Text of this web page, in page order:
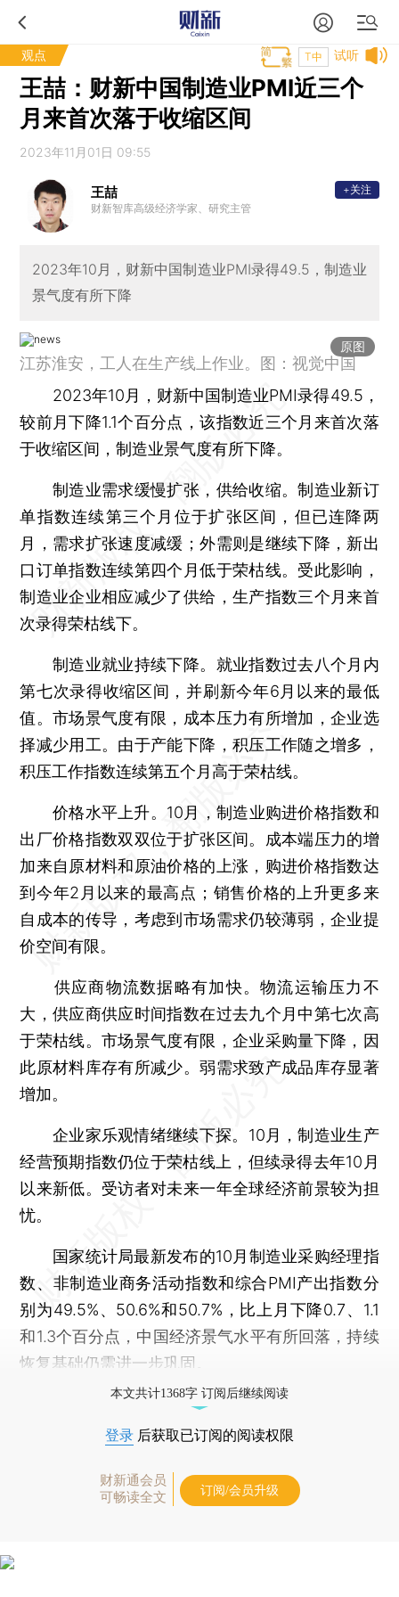
观点 试听
T中
王喆：财新中国制造业PMI近三个
月来首次落于收缩区间
2023年11月01日 09:55
王喆
财新智库高级经济学家、研究主管
+关注
2023年10月，财新中国制造业PMI录得49.5，制造业
景气度有所下降
原图
江苏淮安，工人在生产线上作业。图：视觉中国
2023年10月，财新中国制造业PMI录得49.5，
较前月下降1.1个百分点，该指数近三个月来首次落
于收缩区间，制造业景气度有所下降。
制造业需求缓慢扩张，供给收缩。制造业新订
单指数连续第三个月位于扩张区间，但已连降两
月，需求扩张速度减缓；外需则是继续下降，新出
口订单指数连续第四个月低于荣枯线。受此影响，
制造业企业相应减少了供给，生产指数三个月来首
次录得荣枯线下。
制造业就业持续下降。就业指数过去八个月内
第七次录得收缩区间，并刷新今年6月以来的最低
值。市场景气度有限，成本压力有所增加，企业选
择减少用工。由于产能下降，积压工作随之增多，
积压工作指数连续第五个月高于荣枯线。
价格水平上升。10月，制造业购进价格指数和
出厂价格指数双双位于扩张区间。成本端压力的增
加来自原材料和原油价格的上涨，购进价格指数达
到今年2月以来的最高点；销售价格的上升更多来
自成本的传导，考虑到市场需求仍较薄弱，企业提
价空间有限。
供应商物流数据略有加快。物流运输压力不
大，供应商供应时间指数在过去九个月中第七次高
于荣枯线。市场景气度有限，企业采购量下降，因
此原材料库存有所减少。弱需求致产成品库存显著
增加。
企业家乐观情绪继续下探。10月，制造业生产
经营预期指数仍位于荣枯线上，但续录得去年10月
以来新低。受访者对未来一年全球经济前景较为担
忧。
国家统计局最新发布的10月制造业采购经理指
数、非制造业商务活动指数和综合PMI产出指数分
别为49.5%、50.6%和50.7%，比上月下降0.7、1.1
和1.3个百分点，中国经济景气水平有所回落，持续
恢复基础仍需进一步巩固。
本文共计1368字 订阅后继续阅读
登录 后获取已订阅的阅读权限
财新通会员
可畅读全文
订阅/会员升级